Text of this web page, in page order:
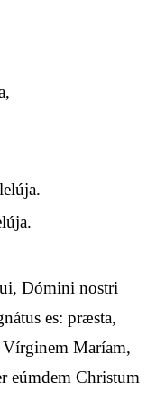
Dómini nostri
es: præsta,
Maríam,
eúmdem Christum